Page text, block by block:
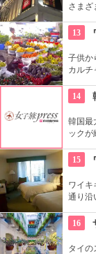
さまざ
買い
13
子供か
カルチ
菜・
す。
14
韓国最
ックが
す。
15
ワイキ
通り沿
ワイ
す。
16
タイの